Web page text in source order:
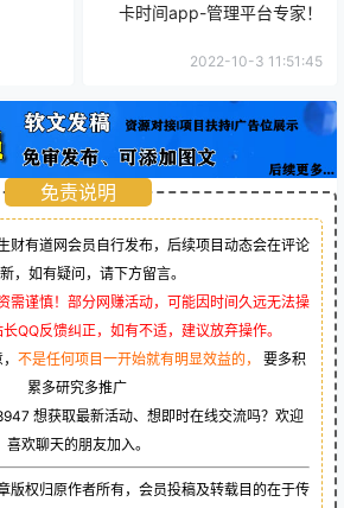
卡时间app-管理平台专家！
2022-10-3 11:51:45
免责说明
有道网会员自行发布，后续项目动态会在评论
，如有疑问，请下方留言。
谨慎！部分网赚活动，可能因时间久远无法操
QQ反馈纠正，如有不适，建议放弃操作。
不是任何项目一开始就有明显效益的，
要多积
累多研究多推广
想获取最新活动、想即时在线交流吗？欢迎
喜欢聊天的朋友加入。
版权归原作者所有，会员投稿及转载目的在于传